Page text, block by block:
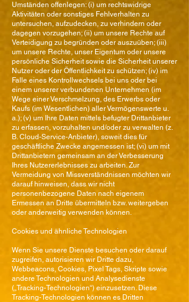
Umständen offenlegen: (i) um rechtswidrige
Aktivitäten oder sonstiges Fehlverhalten zu
untersuchen, aufzudecken, zu verhindern oder
dagegen vorzugehen; (ii) um unsere Rechte auf
Verteidigung zu begründen oder auszuüben; (iii)
um unsere Rechte, unser Eigentum oder unsere
persönliche Sicherheit sowie die Sicherheit unserer
Nutzer oder der Öffentlichkeit zu schützen; (iv) im
Falle eines Kontrollwechsels bei uns oder bei
einem unserer verbundenen Unternehmen (im
Wege einer Verschmelzung, des Erwerbs oder
Kaufs (im Wesentlichen) aller Vermögenswerte u.
a.); (v) um Ihre Daten mittels befugter Drittanbieter
zu erfassen, vorzuhalten und/oder zu verwalten (z.
B. Cloud-Service-Anbieter), soweit dies für
geschäftliche Zwecke angemessen ist; (vi) um mit
Drittanbietern gemeinsam an der Verbesserung
Ihres Nutzererlebnisses zu arbeiten. Zur
Vermeidung von Missverständnissen möchten wir
darauf hinweisen, dass wir nicht
personenbezogene Daten nach eigenem
Ermessen an Dritte übermitteln bzw. weitergeben
oder anderweitig verwenden können.
Cookies und ähnliche Technologien
Wenn Sie unsere Dienste besuchen oder darauf
zugreifen, autorisieren wir Dritte dazu,
Webbeacons, Cookies, Pixel Tags, Skripte sowie
andere Technologien und Analysedienste
(„Tracking-Technologien“) einzusetzen. Diese
Tracking-Technologien können es Dritten